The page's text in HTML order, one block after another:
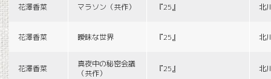
花澤香菜 マラソン（共作） 『25』 北
花澤香菜 曖昧な世界 『25』 北
花澤香菜
真夜中の秘密会議
（共作）
『25』 北